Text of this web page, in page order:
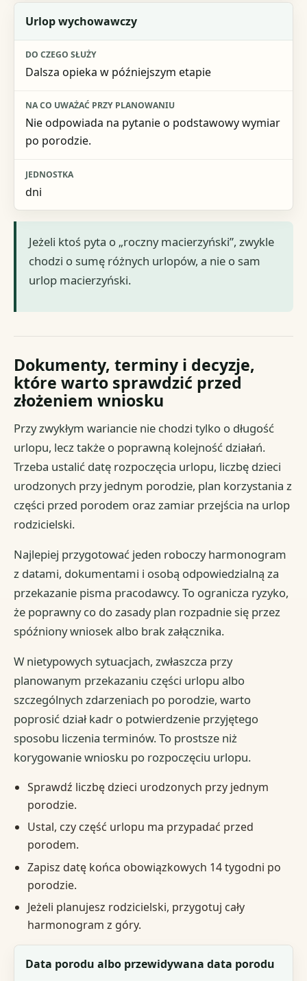
Urlop wychowawczy
Dalsza opieka w późniejszym etapie
Nie odpowiada na pytanie o podstawowy wymiar
po porodzie.
dni
Jeżeli ktoś pyta o „roczny macierzyński”, zwykle
chodzi o sumę różnych urlopów, a nie o sam
urlop macierzyński.
Dokumenty, terminy i decyzje,
które warto sprawdzić przed
złożeniem wniosku
Przy zwykłym wariancie nie chodzi tylko o długość
urlopu, lecz także o poprawną kolejność działań.
Trzeba ustalić datę rozpoczęcia urlopu, liczbę dzieci
urodzonych przy jednym porodzie, plan korzystania z
części przed porodem oraz zamiar przejścia na urlop
rodzicielski.
Najlepiej przygotować jeden roboczy harmonogram
z datami, dokumentami i osobą odpowiedzialną za
przekazanie pisma pracodawcy. To ogranicza ryzyko,
że poprawny co do zasady plan rozpadnie się przez
spóźniony wniosek albo brak załącznika.
W nietypowych sytuacjach, zwłaszcza przy
planowanym przekazaniu części urlopu albo
szczególnych zdarzeniach po porodzie, warto
poprosić dział kadr o potwierdzenie przyjętego
sposobu liczenia terminów. To prostsze niż
korygowanie wniosku po rozpoczęciu urlopu.
Sprawdź liczbę dzieci urodzonych przy jednym
porodzie.
Ustal, czy część urlopu ma przypadać przed
porodem.
Zapisz datę końca obowiązkowych 14 tygodni po
porodzie.
Jeżeli planujesz rodzicielski, przygotuj cały
harmonogram z góry.
Co sprawdzić
Data porodu albo przewidywana data porodu